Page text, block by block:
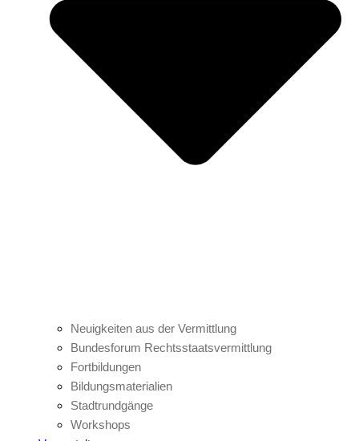
Neuigkeiten aus der Vermittlung
Bundesforum Rechtsstaatsvermittlung
Fortbildungen
Bildungsmaterialien
Stadtrundgänge
Workshops